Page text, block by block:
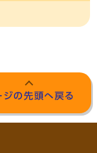
ジの先頭へ戻る